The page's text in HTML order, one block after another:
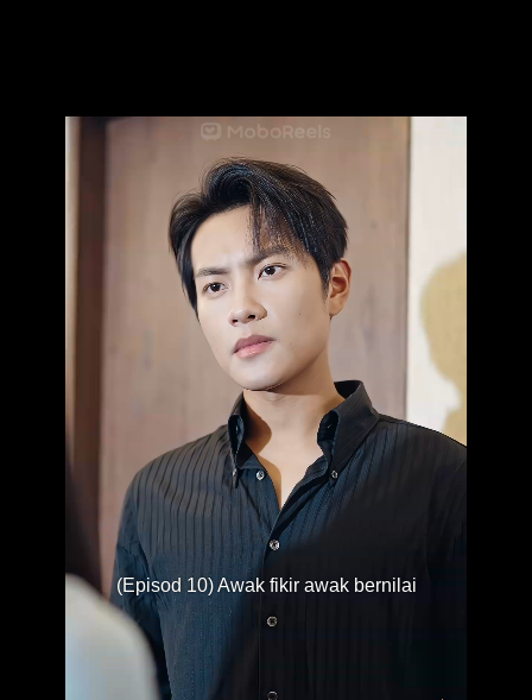
(Episod 10) Awak fikir awak bernilai